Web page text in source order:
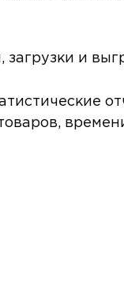
загрузки и